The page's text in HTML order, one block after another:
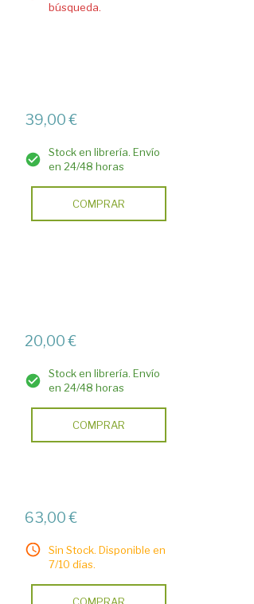
búsqueda.
39,00 €
Stock en librería. Envío
en 24/48 horas
COMPRAR
20,00 €
Stock en librería. Envío
en 24/48 horas
COMPRAR
63,00 €
Sin Stock. Disponible en
7/10 días.
COMPRAR